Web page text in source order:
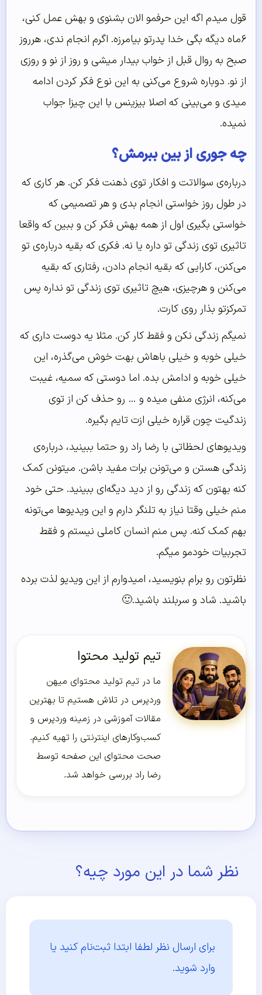
قول میدم اگه این حرفمو الان بشنوی و بهش عمل کنی،
۶ماه دیگه بگی خدا پدرتو بیامرزه. اگرم انجام ندی،‌ هرروز
صبح به روال قبل از خواب بیدار میشی و روز از نو و روزی
از نو. دوباره شروع می‌کنی به این نوع فکر کردن ادامه
میدی و می‌بینی که اصلا بیزینس با این چیزا جواب
نمیده.
چه جوری از بین ببرمش؟
درباره‌ی سوالاتت و افکار توی ذهنت فکر کن. هر کاری که
در طول روز خواستی انجام بدی و هر تصمیمی که
خواستی بگیری اول از همه بهش فکر کن و ببین که واقعا
تاثیری توی زندگی تو داره یا نه. فکری که بقیه درباره‌ی تو
می‌کنن، کارایی که بقیه انجام دادن، رفتاری که بقیه
می‌کنن و هرچیزی، هیچ تاثیری توی زندگی تو نداره پس
تمرکزتو بذار روی کارت.
نمیگم زندگی نکن و فقط کار کن. مثلا یه دوست داری که
خیلی خوبه و خیلی باهاش بهت خوش می‌گذره، این
خیلی خوبه و ادامش بده. اما دوستی که سمیه، غیبت
می‌کنه،‌ انرژی منفی میده و … رو حذف کن از توی
زندگیت چون قراره خیلی ازت تایم بگیره.
ویدیوهای لحظاتی با رضا راد رو حتما ببینید، درباره‌ی
زندگی هستن و می‌تونن برات مفید باشن. میتونن کمک
کنه بهتون که زندگی رو از دید دیگه‌ای ببینید. حتی خود
منم خیلی وقتا نیاز به تلنگر دارم و این ویدیوها می‌تونه
بهم کمک کنه. پس منم انسان کاملی نیستم و فقط
تجربیات خودمو میگم.
نظرتون رو برام بنویسید، امیدوارم از این ویدیو لذت برده
باشید. شاد و سربلند باشید.🙂
تیم تولید محتوا
ما در تیم تولید محتوای میهن
وردپرس در تلاش هستیم تا بهترین
مقالات آموزشی در زمینه وردپرس و
کسب‌و‌کارهای اینترنتی را تهیه کنیم.
صحت محتوای این صفحه توسط
رضا راد بررسی خواهد شد.
نظر شما در این مورد چیه؟
برای ارسال نظر لطفا ابتدا ثبت‌نام کنید یا
وارد شوید.